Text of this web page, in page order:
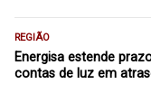
REGIÃO
Energisa estende
contas de luz em